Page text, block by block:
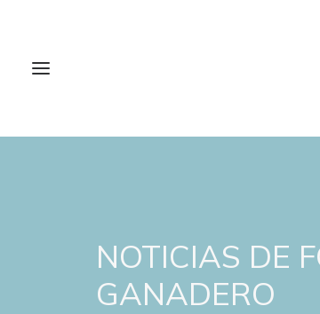
NOTICIAS DE
GANADERO